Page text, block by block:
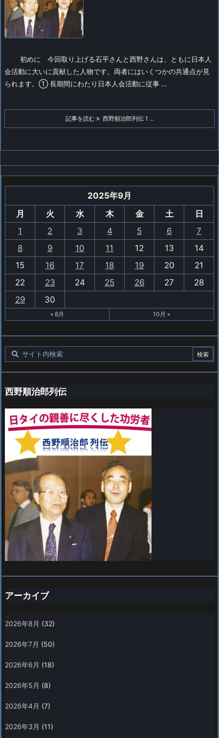
初めに
今回取り上げる石平さんと西野さんは、ともに日本人
会活動に大いに貢献した人物です。両者にはいくつかの共通点が見
られます。 ① 長期間にわたり日本人会活動に従事 ...
記事を読む 西野順治郎列伝 1 ...
2025年9月
月
火 水 木 金 土
日
1
2 3 4 5 6
7
8
9 10 11 12 13
14
15
16 17 18 19 20
21
22
23 24 25 26 27
28
29
30
« 8月 10月 »
西野順治郎列伝
アーカイブ
2026年8月 (32)
2026年7月 (50)
2026年6月 (18)
2026年5月 (8)
2026年4月 (7)
2026年3月 (11)